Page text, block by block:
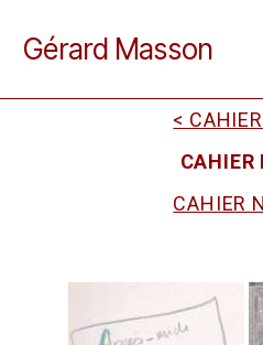
Gérard Masson
<
CAHIER
CAHIER